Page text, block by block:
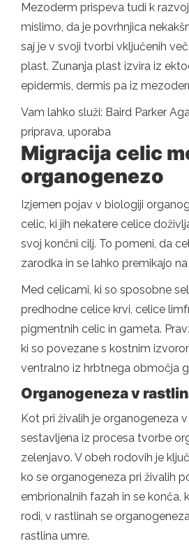
Mezoderm prispeva tudi k
mislimo, da je povrhnjica
saj je v svoji tvorbi vključenih
plast. Zunanja plast izvira iz
epidermis, dermis pa iz
Vam lahko služi: Baird Parker
priprava, uporaba
Migracija celic
organogenezo
Izjemen pojav v biologiji
celic, ki jih nekatere celice
svoj končni cilj. To pomeni, da
zarodka in se lahko premikajo
Med celicami, ki so sposobne
predhodne celice krvi, celice
pigmentnih celic in gameta.
ki so povezane s kostnim
ventralno iz hrbtnega območja
Organogeneza v
Kot pri živalih je organogeneza
sestavljena iz procesa tvorbe
zelenjavo. V obeh rodovih je
ko se organogeneza pri živalih
embrionalnih fazah in se konča,
rodi, v rastlinah se
rastlina umre.